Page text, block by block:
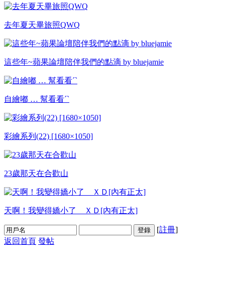
去年夏天畢旅照QWQ
這些年~蘋果論壇陪伴我們的點滴 by bluejamie
自繪嘟 … 幫看看ˊˋ
彩繪系列(22) [1680×1050]
23歲那天在合歡山
天啊！我變得嬌小了 ＸＤ[內有正太]
登錄 [註冊]
返回首頁 發帖